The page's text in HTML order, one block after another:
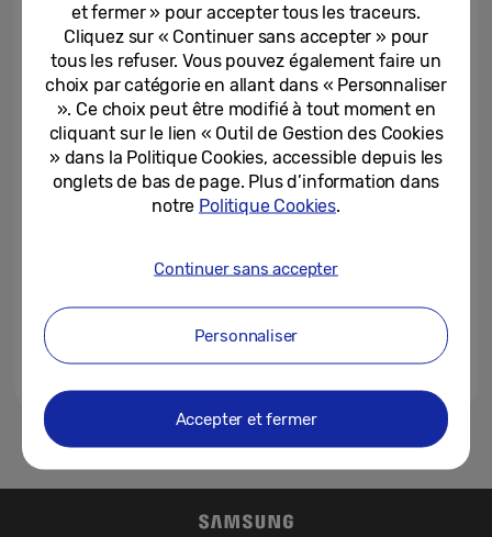
Samsung élargit sa gamme de
téléviseurs Neo QLED 8K avec le
lancement du Neo QLED 8K...
22-09-2021
Samsung dévoile l’avenir du
gaming avec l’Odyssey Neo G9
[Interview] Les téléviseurs
expérience de visionnage...
1
et fermer » pour accepter tous les traceurs.
Cliquez sur « Continuer sans accepter » pour
tous les refuser. Vous pouvez également faire un
choix par catégorie en allant dans « Personnaliser
». Ce choix peut être modifié à tout moment en
cliquant sur le lien « Outil de Gestion des Cookies
» dans la Politique Cookies, accessible depuis les
onglets de bas de page. Plus d’information dans
notre Politique Cookies.
Continuer sans accepter
Personnaliser
Accepter et fermer